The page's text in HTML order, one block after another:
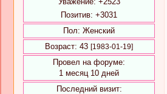
Позитив: +3031
Пол: Женский
Возраст: 43 [1983-01-19]
Провел на форуме:
1 месяц 10 дней
Последний визит: